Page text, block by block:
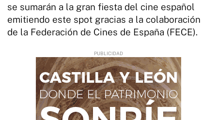
se sumarán a la gran fiesta del cine español
emitiendo este spot gracias a la colaboración
de la Federación de Cines de España (FECE).